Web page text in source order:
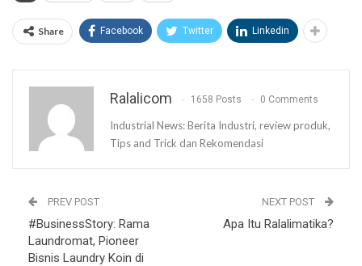
Share Facebook Twitter Linkedin
Ralalicom 1658 Posts 0 Comments
Industrial News: Berita Industri, review produk,
Tips and Trick dan Rekomendasi
PREV POST
#BusinessStory: Rama
Laundromat, Pioneer
Bisnis Laundry Koin di
NEXT POST
Apa Itu Ralalimatika?